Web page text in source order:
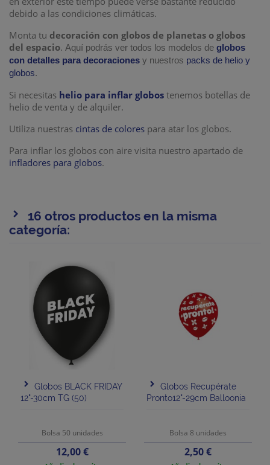
debido a las condiciones climáticas.
Monta tu decoración con globos de planetas o globos
del espacio. Aquí podrás ver todos los modelos de globos
con detalles para decoraciones y nuestros packs de helio y
globos.
Si necesitas helio para inflar globos tenemos botellas de
helio de venta y de alquiler.
Utiliza nuestras cintas de colores para atar los globos.
Para inflar los globos con aire visita nuestro apartado de
infladores para globos.
16 otros productos en la misma
categoría:
Globos BLACK FRIDAY
12"-30cm TG (50)
Bolsa 50 unidades
Precio
12,00 €
Globos Recupérate
Pronto12"-29cm Balloonia
Bolsa 8 unidades
Precio
2,50 €